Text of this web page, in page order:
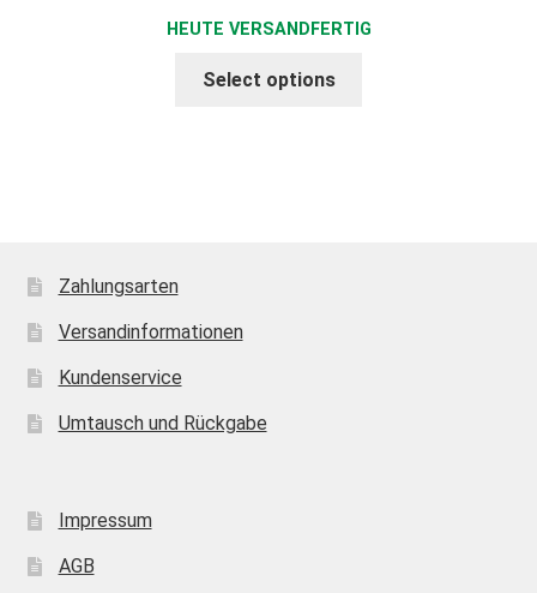
HEUTE VERSANDFERTIG
Select options
Zahlungsarten
Versandinformationen
Kundenservice
Umtausch und Rückgabe
Impressum
AGB